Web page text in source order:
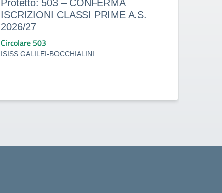
Protetto: 503 – CONFERMA
ISCRIZIONI CLASSI PRIME A.S.
2026/27
Circolare 503
ISISS GALILEI-BOCCHIALINI